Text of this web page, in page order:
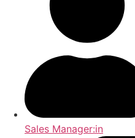
Sales Manager:in